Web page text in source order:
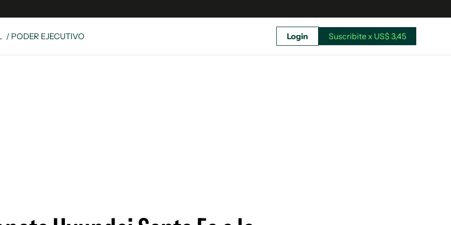
/ PODER EJECUTIVO Login Suscribite x US$ 3,45